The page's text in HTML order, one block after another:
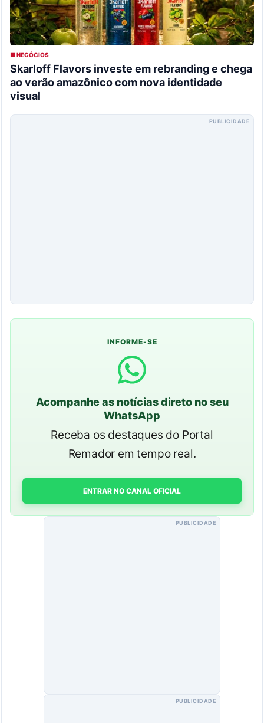
■ NEGÓCIOS
Skarloff Flavors investe em rebranding e chega
ao verão amazônico com nova identidade
visual
PUBLICIDADE
INFORME-SE
Acompanhe as notícias direto no seu
WhatsApp
Receba os destaques do Portal
Remador em tempo real.
ENTRAR NO CANAL OFICIAL
PUBLICIDADE
PUBLICIDADE